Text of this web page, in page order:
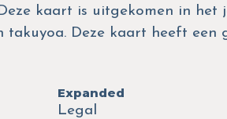
kaart is uitgekomen in het
takuyoa. Deze kaart heeft een
Expanded
Legal